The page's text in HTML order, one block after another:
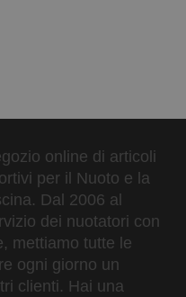
online di articoli
per il Nuoto e la
Dal 2006 al
dei nuotatori con
mettiamo tutte le
ogni giorno un
clienti. Hai una